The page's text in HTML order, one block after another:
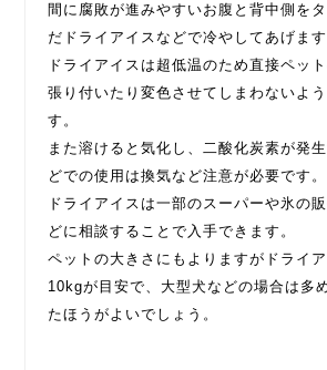
間に腐敗が進みやすいお腹と背中側を
だドライアイスなどで冷やしてあげます
ドライアイスは超低温のため直接ペッ
張り付いたり変色させてしまわないよ
す。
また溶けると気化し、二酸化炭素が発
どでの使用は換気など注意が必要です。
ドライアイスは一部のスーパーや氷の
どに相談することで入手できます。
ペットの大きさにもよりますがドライ
10kgが目安で、大型犬などの場合は多
たほうがよいでしょう。